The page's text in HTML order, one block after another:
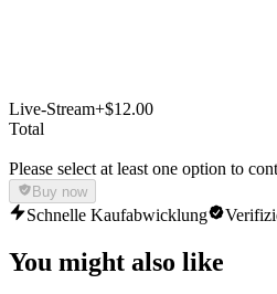
Live-Stream+$12.00
Total
Please select at least one option to
Buy now
Schnelle Kaufabwicklung
You might also like